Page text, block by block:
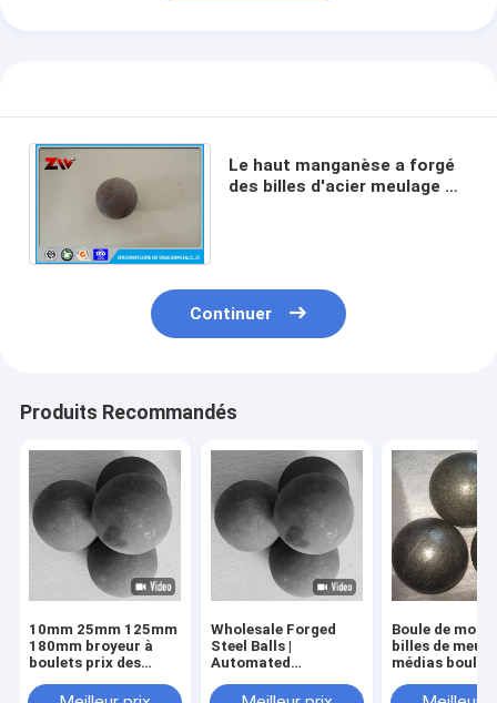
Le haut manganèse a forgé
des billes d'acier meulage de
Continuer
Produits Recommandés
10mm 25mm 125mm
180mm broyeur à
boulets prix des
boule de meulage en
Wholesale Forged
Steel Balls |
Automated
Certified | Global
Boule de
billes de
médias boule
d'acier pour